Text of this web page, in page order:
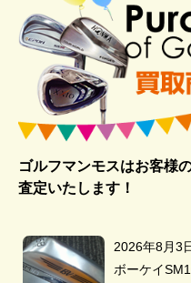
ゴルフマンモスはお客様
査定いたします！
2026年8月3
ボーケイ